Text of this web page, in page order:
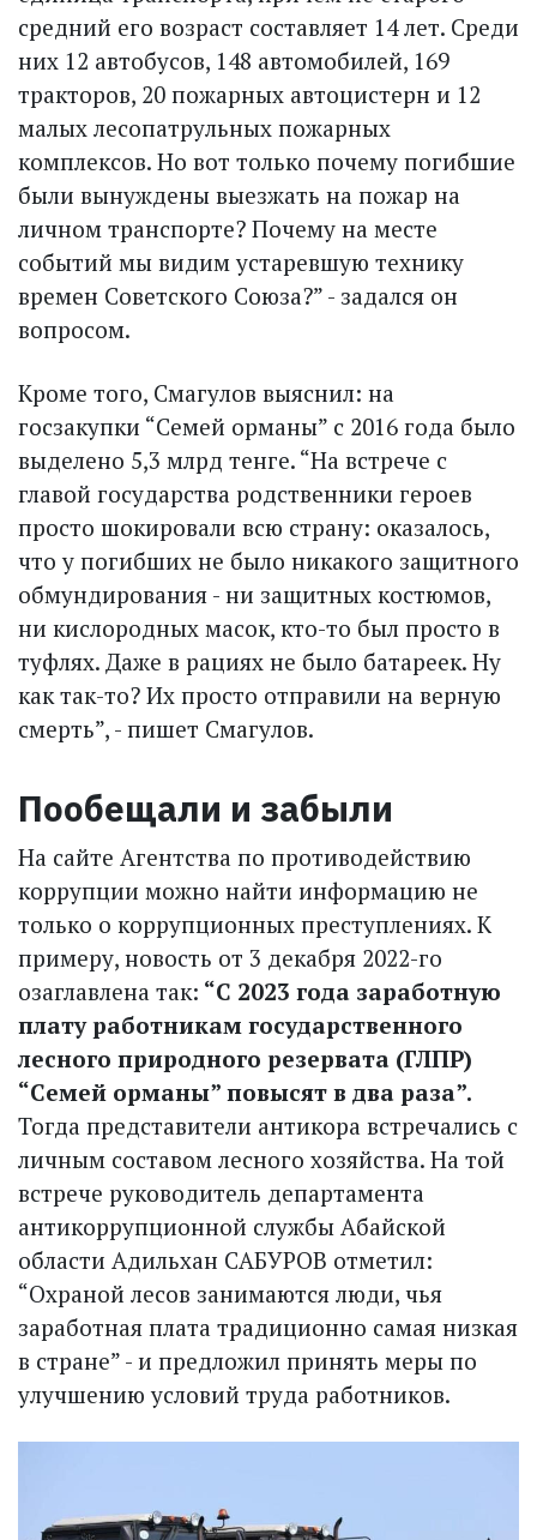
средний его возраст составляет 14 лет. Среди
них 12 автобусов, 148 автомобилей, 169
тракторов, 20 пожарных автоцистерн и 12
малых лесопатрульных пожарных
комплексов. Но вот только почему погибшие
были вынуждены выезжать на пожар на
личном транспорте? Почему на месте
событий мы видим устаревшую технику
времен Советского Союза?” - задался он
вопросом.
Кроме того, Смагулов выяснил: на
госзакупки “Семей орманы” с 2016 года было
выделено 5,3 млрд тенге. “На встрече с
главой государства родственники героев
просто шокировали всю страну: оказалось,
что у погибших не было никакого защитного
обмундирования - ни защитных костюмов,
ни кислородных масок, кто-то был просто в
туфлях. Даже в рациях не было батареек. Ну
как так-то? Их просто отправили на верную
смерть”, - пишет Смагулов.
Пообещали и забыли
На сайте Агентства по противодействию
коррупции можно найти информацию не
только о коррупционных преступлениях. К
примеру, новость от 3 декабря 2022-го
озаглавлена так: “С 2023 года заработную
плату работникам государственного
лесного природного резервата (ГЛПР)
“Семей орманы” повысят в два раза”.
Тогда представители антикора встречались с
личным составом лесного хозяйства. На той
встрече руководитель департамента
антикоррупционной службы Абайской
области Адильхан САБУРОВ отметил:
“Охраной лесов занимаются люди, чья
заработная плата традиционно самая низкая
в стране” - и предложил принять меры по
улучшению условий труда работников.